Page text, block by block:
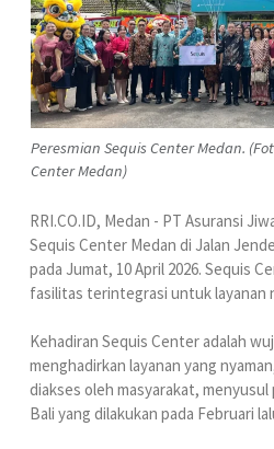
Peresmian Sequis Center Medan.
Center Medan)
RRI.CO.ID, Medan - PT Asuransi
Sequis Center Medan di Jalan
pada Jumat, 10 April 2026. Sequis
fasilitas terintegrasi untuk layanan
Kehadiran Sequis Center adalah
menghadirkan layanan yang
diakses oleh masyarakat,
Bali yang dilakukan pada Februari